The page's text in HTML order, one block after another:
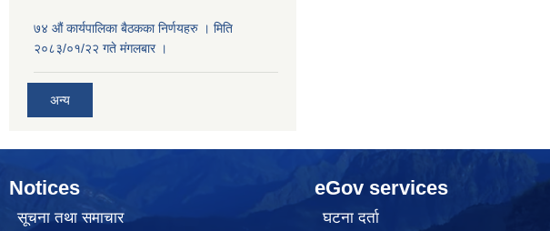
७४ औं कार्यपालिका बैठकका निर्णयहरु । मिति
२०८३/०१/२२ गते मंगलबार ।
अन्य
Notices
सूचना तथा समाचार
eGov services
घटना दर्ता